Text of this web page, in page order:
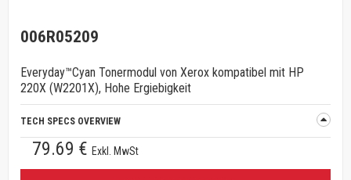
006R05209
Everyday™Cyan Tonermodul von Xerox kompatibel mit HP
220X (W2201X), Hohe Ergiebigkeit
TECH SPECS OVERVIEW
79.69 € Exkl. MwSt